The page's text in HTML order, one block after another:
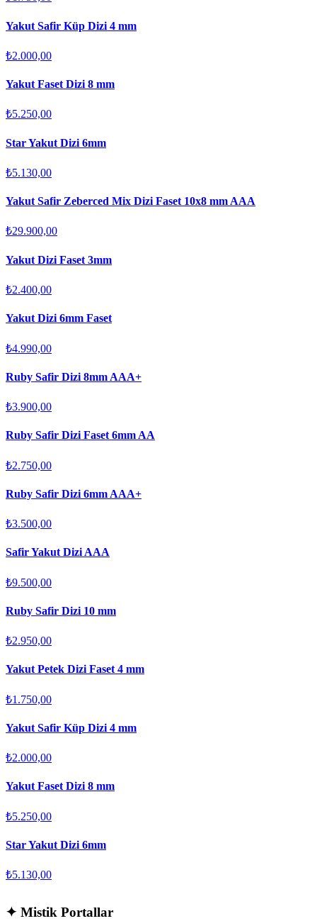
Yakut Safir Küp Dizi 4 mm
₺2.000,00
Yakut Faset Dizi 8 mm
₺5.250,00
Star Yakut Dizi 6mm
₺5.130,00
Yakut Safir Zeberced Mix Dizi Faset 10x8 mm AAA
₺29.900,00
Yakut Dizi Faset 3mm
₺2.400,00
Yakut Dizi 6mm Faset
₺4.990,00
Ruby Safir Dizi 8mm AAA+
₺3.900,00
Ruby Safir Dizi Faset 6mm AA
₺2.750,00
Ruby Safir Dizi 6mm AAA+
₺3.500,00
Safir Yakut Dizi AAA
₺9.500,00
Ruby Safir Dizi 10 mm
₺2.950,00
Yakut Petek Dizi Faset 4 mm
₺1.750,00
Yakut Safir Küp Dizi 4 mm
₺2.000,00
Yakut Faset Dizi 8 mm
₺5.250,00
Star Yakut Dizi 6mm
₺5.130,00
✦ Mistik Portallar